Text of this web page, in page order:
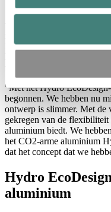
Sasja Fransen, uitvinder
uit dat het bedrijf
meegaan, en we zoeken
het ontwerp is de sleutel.
hergebruiken. Aluminium
van herbruikbaarheid."
"Met het Hydro
begonnen. We hebben nu
ontwerp is slimmer. Met de
gekregen van de
aluminium biedt. We
het CO2-arme aluminium
dat het concept dat we
Hydro
aluminium